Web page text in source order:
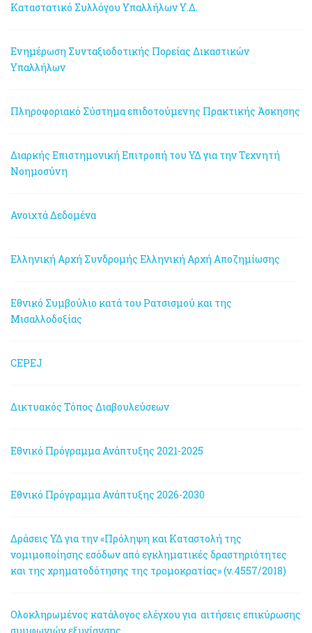
Καταστατικό Συλλόγου Υπαλλήλων Υ.Δ.
Ενημέρωση Συνταξιοδοτικής Πορείας Δικαστικών
Υπαλλήλων
Πληροφοριακό Σύστημα επιδοτούμενης Πρακτικής Άσκησης
Διαρκής Επιστημονική Επιτροπή του ΥΔ για την Τεχνητή
Νοημοσύνη
Ανοιχτά Δεδομένα
Ελληνική Αρχή Συνδρομής Ελληνική Αρχή Αποζημίωσης
Εθνικό Συμβούλιο κατά του Ρατσισμού και της
Μισαλλοδοξίας
CEPEJ
Δικτυακός Τόπος Διαβουλεύσεων
Εθνικό Πρόγραμμα Ανάπτυξης 2021-2025
Εθνικό Πρόγραμμα Ανάπτυξης 2026-2030
Δράσεις ΥΔ για την «Πρόληψη και Καταστολή της
νομιμοποίησης εσόδων από εγκληματικές δραστηριότητες
και της χρηματοδότησης της τρομοκρατίας» (ν.4557/2018)
Ολοκληρωμένος κατάλογος ελέγχου για αιτήσεις επικύρωσης